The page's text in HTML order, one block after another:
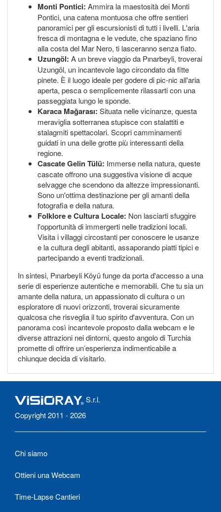
Monti Pontici: Ammira la maestosità dei Monti
Pontici, una catena montuosa che offre sentieri
panoramici per gli escursionisti di tutti i livelli. L'aria
fresca di montagna e le vedute, che spaziano fino
alla costa del Mar Nero, ti lasceranno senza fiato.
Uzungöl: A un breve viaggio da Pınarbeyli, troverai
Uzungöl, un incantevole lago circondato da fitte
pinete. È il luogo ideale per godere di pic-nic all'aria
aperta, pesca o semplicemente rilassarti con una
passeggiata lungo le sponde.
Karaca Mağarası: Situata nelle vicinanze, questa
meraviglia sotterranea stupisce con stalattiti e
stalagmiti spettacolari. Scopri camminamenti
guidati in una delle grotte più interessanti della
regione.
Cascate Gelin Tülü: Immerse nella natura, queste
cascate offrono una suggestiva visione di acque
selvagge che scendono da altezze impressionanti.
Sono un'ottima destinazione per gli amanti della
fotografia e della natura.
Folklore e Cultura Locale: Non lasciarti sfuggire
l'opportunità di immergerti nelle tradizioni locali.
Visita i villaggi circostanti per conoscere le usanze
e la cultura degli abitanti, assaporando piatti tipici e
partecipando a eventi tradizionali.
In sintesi, Pınarbeyli Köyü funge da porta d'accesso a una
serie di esperienze autentiche e memorabili. Che tu sia un
amante della natura, un appassionato di cultura o un
esploratore di nuovi orizzonti, troverai sicuramente
qualcosa che risveglia il tuo spirito d'avventura. Con un
panorama così incantevole proposto dalla webcam e le
diverse attrazioni nei dintorni, questo angolo di Turchia
promette di offrire un’esperienza indimenticabile a
chiunque decida di visitarlo.
S.r.l.
Copyright 2011 - 2026
Chi siamo
Ottieni una Webcam
Time-Lapse Cantieri